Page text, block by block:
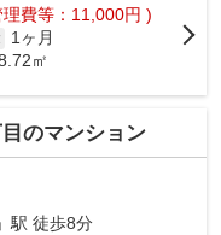
理費等：11,000円 )
1ヶ月
㎡
のマンション
」駅 徒歩8分